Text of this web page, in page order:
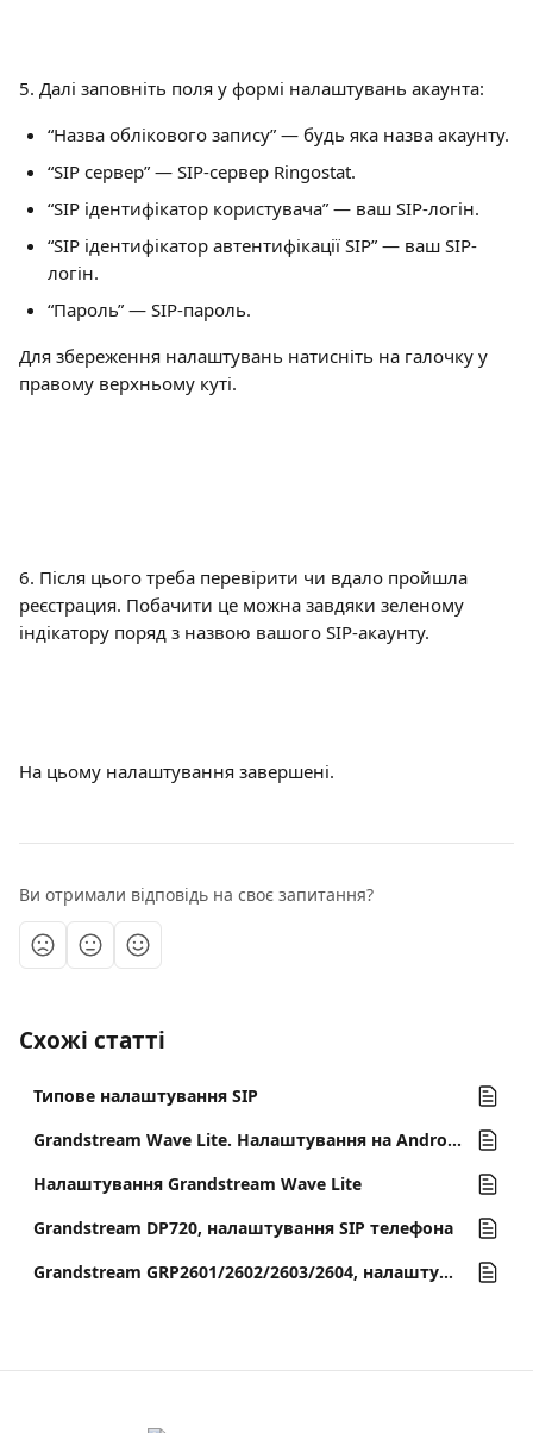
5. Далі заповніть поля у формі налаштувань акаунта:
“Назва облікового запису” — будь яка назва акаунту.
“SIP сервер” — SIP-сервер Ringostat.
“SIP ідентифікатор користувача” — ваш SIP-логін.
“SIP ідентифікатор автентифікації SIP” — ваш SIP-
логін.
“Пароль” — SIP-пароль.
Для збереження налаштувань натисніть на галочку у
правому верхньому куті.
6. Після цього треба перевірити чи вдало пройшла
реєстрация. Побачити це можна завдяки зеленому
індікатору поряд з назвою вашого SIP-акаунту.
На цьому налаштування завершені.
Ви отримали відповідь на своє запитання?
Схожі статті
Типове налаштування SIP
Grandstream Wave Lite. Налаштування на Android
Налаштування Grandstream Wave Lite
Grandstream DP720, налаштування SIP телефона
Grandstream GRP2601/2602/2603/2604, налаштування SIP-телефону